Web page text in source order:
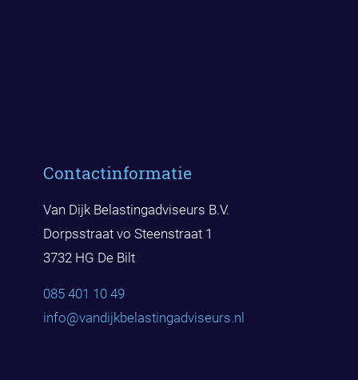
Contactinformatie
Van Dijk Belastingadviseurs B.V.
Dorpsstraat vo Steenstraat 1
3732 HG De Bilt
085 401 10 49
info@vandijkbelastingadviseurs.nl